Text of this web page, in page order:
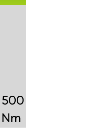
500
Nm